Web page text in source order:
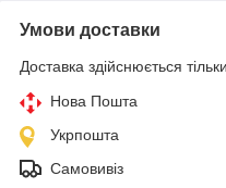
Умови доставки
Доставка здійснюється
Нова Пошта
Укрпошта
Самовивіз